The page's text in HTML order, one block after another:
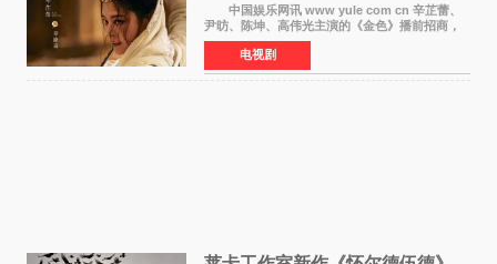
中国娱乐网讯 www yule com cn 辛芷蕾、
尹昉、陈坤、高伟光主演的《金色》播前招商，
预计8月腾讯视频开播。这部年代剧汇集了众多实
力派演员，阵容强大，引发了观众的广泛关
注。 《金色》
电视剧